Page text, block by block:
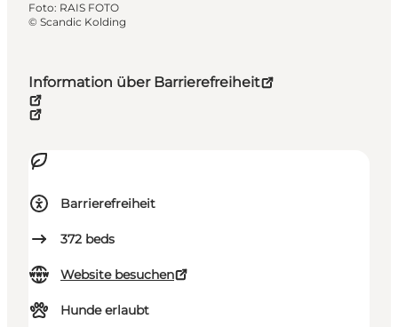
Information über Barrierefreiheit
Barrierefreiheit
372 beds
Website besuchen
Hunde erlaubt
Foto: RAIS FOTO
© Scandic Kolding